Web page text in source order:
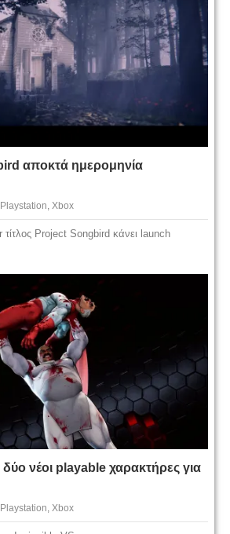
αποκτά ημερομηνία
Playstation, Xbox
Project Songbird κάνει launch
νέοι playable χαρακτήρες για
Playstation, Xbox